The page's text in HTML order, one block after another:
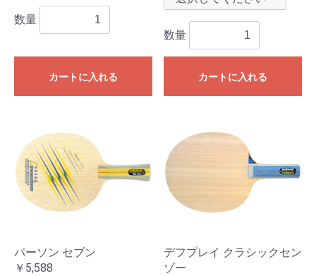
数量
カートに入れる
数量
カートに入れる
パーソン セブン
￥5,588
デフプレイ クラシックセン
ゾー